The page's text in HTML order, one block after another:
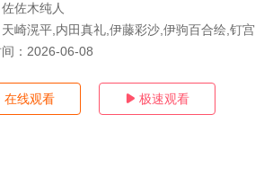
佐佐木纯人
天崎滉平,内田真礼,伊藤彩沙,伊驹百合绘,钉
： 2026-06-08
在线观看  极速观看